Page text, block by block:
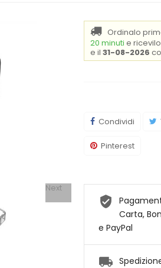
Next
Ordinalo
20 minuti e ricevilo
e il 31-08-2026
Condividi
Pinterest
Carta,
e PayPal